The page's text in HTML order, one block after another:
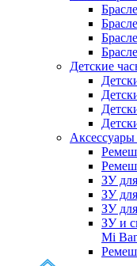
Детские
Аксессуары
ЗУ
ЗУ
ЗУ
ЗУ и
Mi